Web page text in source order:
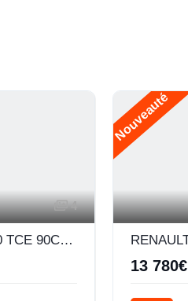
4
RENAULT CLIO V 1.0 TCE 90CH BUSINESS -21
Nouveauté
13 780€